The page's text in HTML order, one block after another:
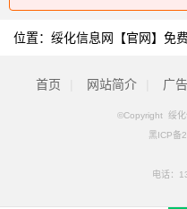
位置： 绥化信息网【官网】免
首页 网站简介 广
©Copyright 绥化
黑ICP备
电话：